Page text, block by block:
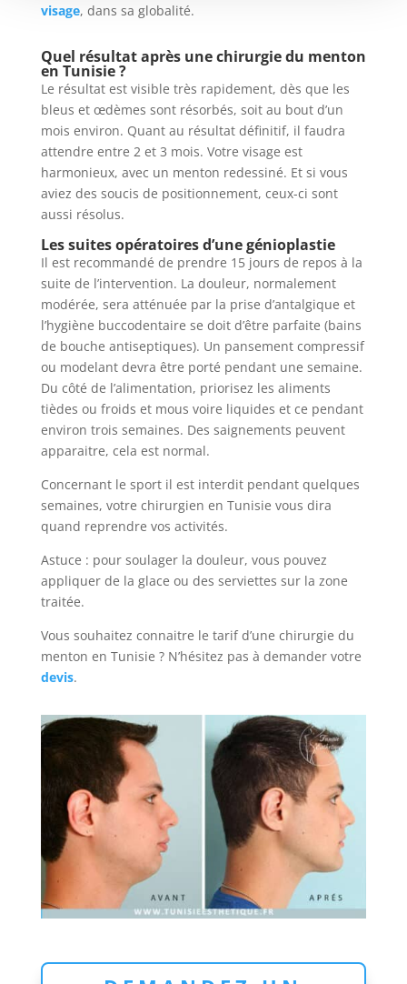
visage, dans sa globalité.
Quel résultat après une chirurgie du menton
en Tunisie ?
Le résultat est visible très rapidement, dès que les
bleus et œdèmes sont résorbés, soit au bout d’un
mois environ. Quant au résultat définitif, il faudra
attendre entre 2 et 3 mois. Votre visage est
harmonieux, avec un menton redessiné. Et si vous
aviez des soucis de positionnement, ceux-ci sont
aussi résolus.
Les suites opératoires d’une génioplastie
Il est recommandé de prendre 15 jours de repos à la
suite de l’intervention. La douleur, normalement
modérée, sera atténuée par la prise d’antalgique et
l’hygiène buccodentaire se doit d’être parfaite (bains
de bouche antiseptiques). Un pansement compressif
ou modelant devra être porté pendant une semaine.
Du côté de l’alimentation, priorisez les aliments
tièdes ou froids et mous voire liquides et ce pendant
environ trois semaines. Des saignements peuvent
apparaitre, cela est normal.
Concernant le sport il est interdit pendant quelques
semaines, votre chirurgien en Tunisie vous dira
quand reprendre vos activités.
Astuce : pour soulager la douleur, vous pouvez
appliquer de la glace ou des serviettes sur la zone
traitée.
Vous souhaitez connaitre le tarif d’une chirurgie du
menton en Tunisie ? N’hésitez pas à demander votre
devis.